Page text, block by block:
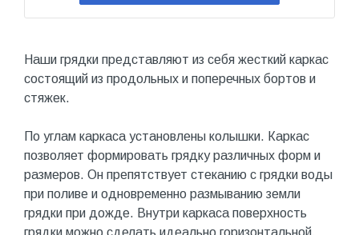
Наши грядки представляют из себя жесткий каркас
состоящий из продольных и поперечных бортов и
стяжек.
По углам каркаса установлены колышки. Каркас
позволяет формировать грядку различных форм и
размеров. Он препятствует стеканию с грядки воды
при поливе и одновременно размыванию земли
грядки при дожде. Внутри каркаса поверхность
грядки можно сделать идеально горизонтальной,